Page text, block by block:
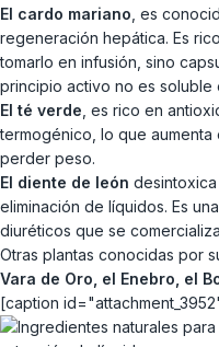
El cardo mariano , es
regeneración hepática. Es
tomarlo en infusión, sino
principio activo no es soluble
El té verde , es rico en
termogénico, lo que
perder peso.
El diente de león
eliminación de líquidos. Es
diuréticos que se
Otras plantas conocidas por
Vara de Oro, el Enebro, el
[caption